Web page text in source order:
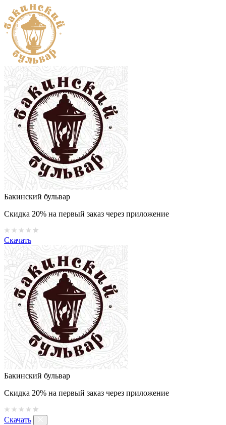
Бакинский бульвар
Скидка 20% на первый заказ через приложение
Скачать
Бакинский бульвар
Скидка 20% на первый заказ через приложение
Скачать